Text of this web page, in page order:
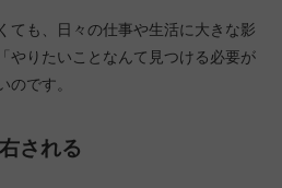
ても、日々の仕事や生活に大きな影
やりたいことなんて見つける必要が
のです。
される